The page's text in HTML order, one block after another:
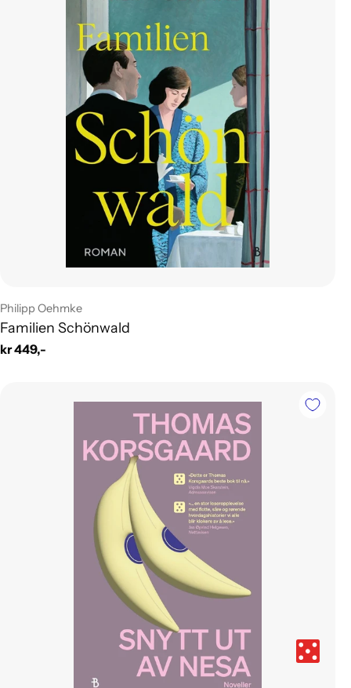
Leverandør:
Philipp Oehmke
Familien Schönwald
Vanlig
kr 449,-